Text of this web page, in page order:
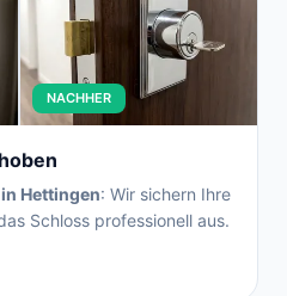
NACHHER
Hettingen: Wir sichern Ihre
Schloss professionell aus.